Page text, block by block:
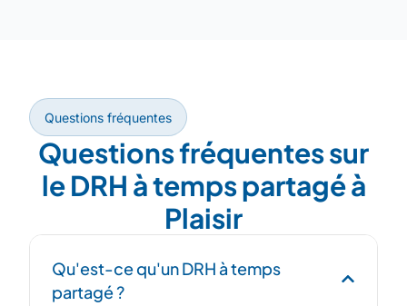
Questions fréquentes
Questions fréquentes sur
le DRH à temps partagé à
Plaisir
Qu'est-ce qu'un DRH à temps
partagé ?